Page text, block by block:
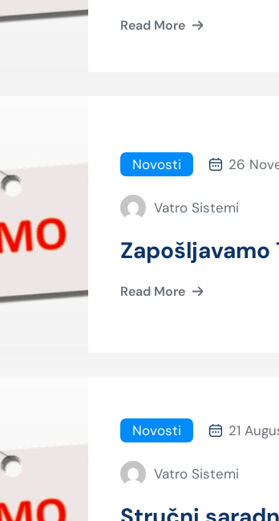
Read More
Novosti 26
Vatro Sistemi
Read More
Novosti 21
Vatro Sistemi